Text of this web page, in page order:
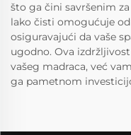
što ga čini savršenim
lako čisti omogućuje
osiguravajući da vaše
ugodno. Ova
vašeg madraca, već
ga pametnom